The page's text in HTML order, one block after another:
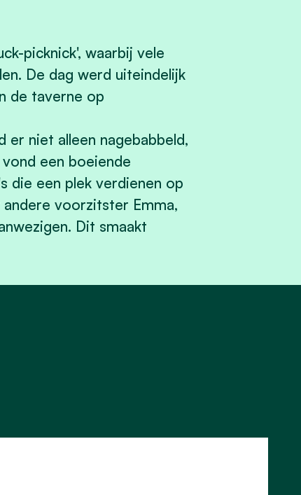
picknick', waarbij vele
De dag werd uiteindelijk
de taverne op
er niet alleen nagebabbeld,
een boeiende
die een plek verdienen op
voorzitster Emma,
Dit smaakt